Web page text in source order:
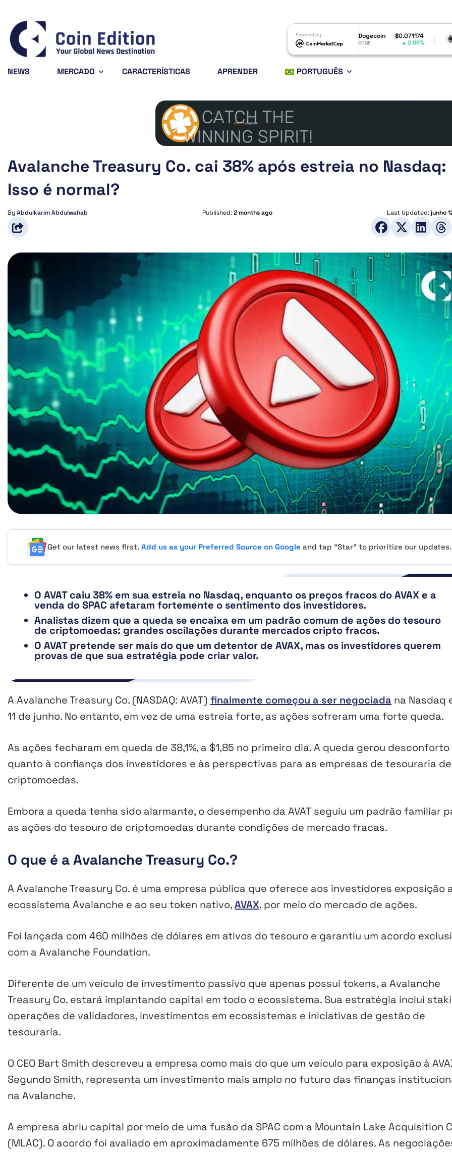
Powered by
Bitcoin $65,053.15
BTC
Dogecoin $0.071174
DOGE 2.08%
Ethereum
ETH
NEWS MERCADO CARACTERÍSTICAS APRENDER PORTUGUÊS
Avalanche Treasury Co. cai 38% após estreia no Nasdaq:
Isso é normal?
ByAbdulkarim Abdulwahab Published:2 months ago Last Updated:junho
Get our latest news first.Add us as your Preferred Source on Google and tap "Star" to prioritize our updates.
O AVAT caiu 38% em sua estreia no Nasdaq, enquanto os preços fracos do AVAX e a
venda do SPAC afetaram fortemente o sentimento dos investidores.
Analistas dizem que a queda se encaixa em um padrão comum de ações do tesouro
de criptomoedas: grandes oscilações durante mercados cripto fracos.
O AVAT pretende ser mais do que um detentor de AVAX, mas os investidores querem
provas de que sua estratégia pode criar valor.
A Avalanche Treasury Co. (NASDAQ: AVAT) finalmente começou a ser negociada na Nasdaq
11 de junho. No entanto, em vez de uma estreia forte, as ações sofreram uma forte queda.
As ações fecharam em queda de 38,1%, a $1,85 no primeiro dia. A queda gerou desconforto
quanto à confiança dos investidores e às perspectivas para as empresas de tesouraria de
criptomoedas.
Embora a queda tenha sido alarmante, o desempenho da AVAT seguiu um padrão familiar
as ações do tesouro de criptomoedas durante condições de mercado fracas.
O que é a Avalanche Treasury Co.?
A Avalanche Treasury Co. é uma empresa pública que oferece aos investidores exposição
ecossistema Avalanche e ao seu token nativo,AVAX, por meio do mercado de ações.
Foi lançada com 460 milhões de dólares em ativos do tesouro e garantiu um acordo
com a Avalanche Foundation.
Diferente de um veículo de investimento passivo que apenas possui tokens, a Avalanche
Treasury Co. estará implantando capital em todo o ecossistema. Sua estratégia inclui
operações de validadores, investimentos em ecossistemas e iniciativas de gestão de
tesouraria.
O CEO Bart Smith descreveu a empresa como mais do que um veículo para exposição à
Segundo Smith, representa um investimento mais amplo no futuro das finanças
na Avalanche.
A empresa abriu capital por meio de uma fusão da SPAC com a Mountain Lake Acquisition
(MLAC). O acordo foi avaliado em aproximadamente 675 milhões de dólares. As